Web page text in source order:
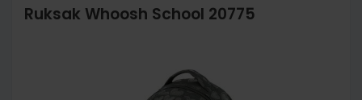
Ruksak Whoosh School 20775